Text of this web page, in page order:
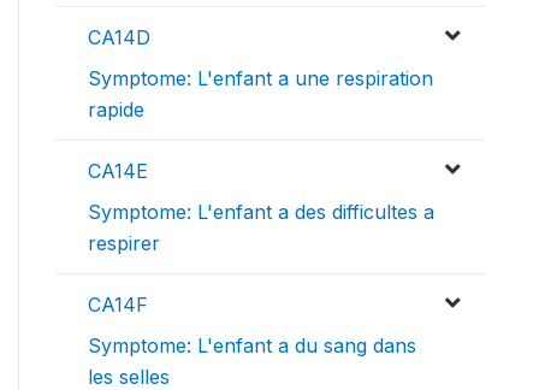
CA14D
Symptome: L'enfant a une respiration
rapide
CA14E
Symptome: L'enfant a des difficultes a
respirer
CA14F
Symptome: L'enfant a du sang dans
les selles